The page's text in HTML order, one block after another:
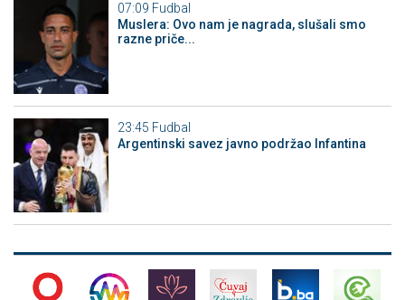
07:09 Fudbal
Muslera: Ovo nam je nagrada, slušali smo
razne priče...
23:45 Fudbal
Argentinski savez javno podržao Infantina